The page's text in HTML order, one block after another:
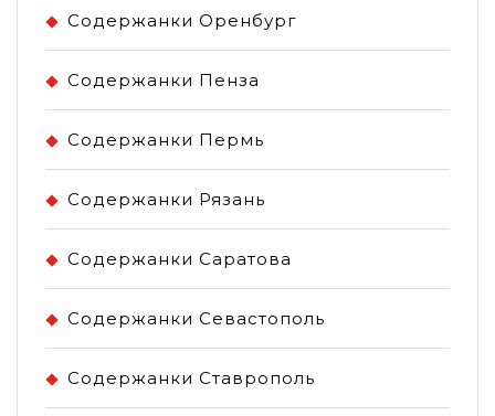
Содержанки Оренбург
Содержанки Пенза
Содержанки Пермь
Содержанки Рязань
Содержанки Саратова
Содержанки Севастополь
Содержанки Ставрополь